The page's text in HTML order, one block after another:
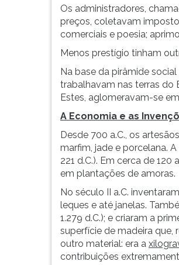
Os administradores,
preços, coletavam
comerciais e poesia;
Menos prestígio tinham
Na base da pirâmide
trabalhavam nas terras do
Estes, aglomeravam-se
A Economia e as
Desde 700 a.C., os
marfim, jade e porcelana.
221 d.C.). Em cerca de
em plantações de amoras.
No século II a.C.
leques e até janelas.
1.279 d.C.); e criaram a
superfície de madeira
outro material: era a
contribuições